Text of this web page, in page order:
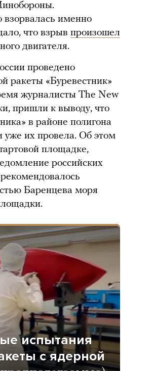
взорвалась именно
что взрыв произошел
двигателя.
проведено
ракеты «Буревестник»
журналисты The New
пришли к выводу, что
в районе полигона
уже их провела. Об этом
площадке,
российских
Баренцева моря
испытания
с ядерной